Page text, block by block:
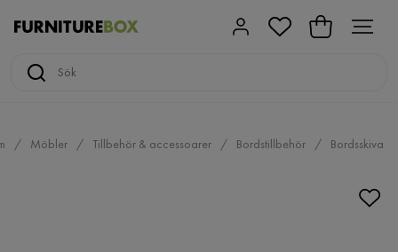
Möbler Tillbehör & accessoarer Bordstillbehör Bordsskiva